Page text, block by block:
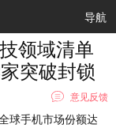
导航
领域清单
突破封锁
意见反馈
球手机市场份额达